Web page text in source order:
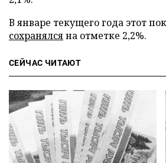
В январе текущего года этот
сохранялсяна отметке 2,2%.
СЕЙЧАС ЧИТАЮТ